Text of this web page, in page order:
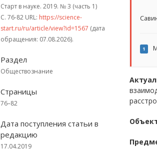
Старт в науке. 2019. № 3 (часть 1)
С. 76-82 URL: https://science-
start.ru/ru/article/view?id=1567 (дата
обращения: 07.08.2026).
Раздел
Обществознание
Страницы
76–82
Дата поступления статьи в
редакцию
17.04.2019
1